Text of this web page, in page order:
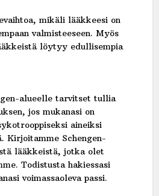
mikäli lääkkeesi on
valmisteeseen. Myös
löytyy edullisempia
alueelle tarvitset tullia
jos mukanasi on
aineiksi
Kirjoitamme Schengen-
lääkkeistä, jotka olet
Todistusta hakiessasi
voimassaoleva passi.